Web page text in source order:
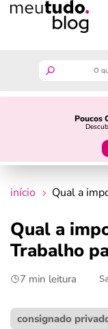
Poucos
guia do
crédito fácil
últimas notícias
ferramentas
início Qual a
Qual a
Trabalho
7 min leitura
consignado